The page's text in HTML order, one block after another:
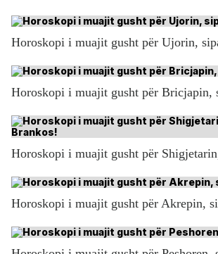
Horoskopi i muajit gusht për Ujorin,
Horoskopi i muajit gusht për Bricjapin,
Horoskopi i muajit gusht për
Horoskopi i muajit gusht për Akrepin,